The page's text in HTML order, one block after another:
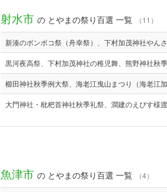
射水市 の とやまの祭り百選 一覧 （11）
新湊のボンボコ祭（舟幸祭）、下村加茂神社やん
黒河夜高祭、下村加茂神社の稚児舞、熊野神社秋
櫛田神社秋季例大祭、海老江曳山まつり（海老江
大門神社・枇杷首神社秋季礼祭、澗建のえびす様
魚津市 の とやまの祭り百選 一覧 （4）